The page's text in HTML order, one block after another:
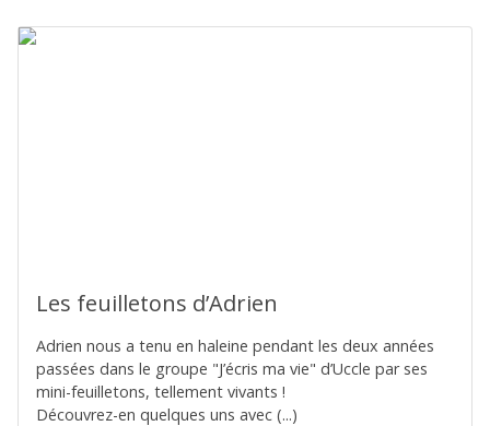
Les feuilletons d’Adrien
Adrien nous a tenu en haleine pendant les deux années
passées dans le groupe "J’écris ma vie" d’Uccle par ses
mini-feuilletons, tellement vivants !
Découvrez-en quelques uns avec (...)